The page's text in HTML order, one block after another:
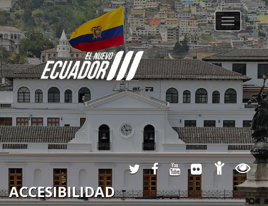
Toggle
ACCESIBILIDAD